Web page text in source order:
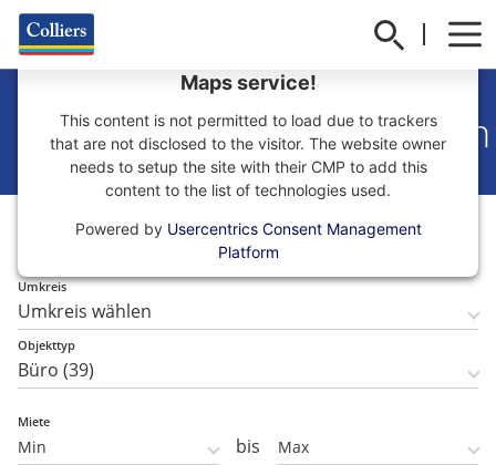
Büro mieten in Wiesbaden
We need your consent to load the Google
Maps service!
This content is not permitted to load due to trackers
that are not disclosed to the visitor. The website owner
needs to setup the site with their CMP to add this
content to the list of technologies used.
Powered by Usercentrics Consent Management
Platform
Umkreis
Objekttyp
Miete
bis